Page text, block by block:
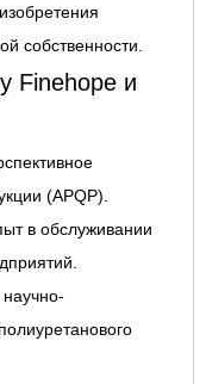
собственности.
Finehope и
(APQP).
в обслуживании